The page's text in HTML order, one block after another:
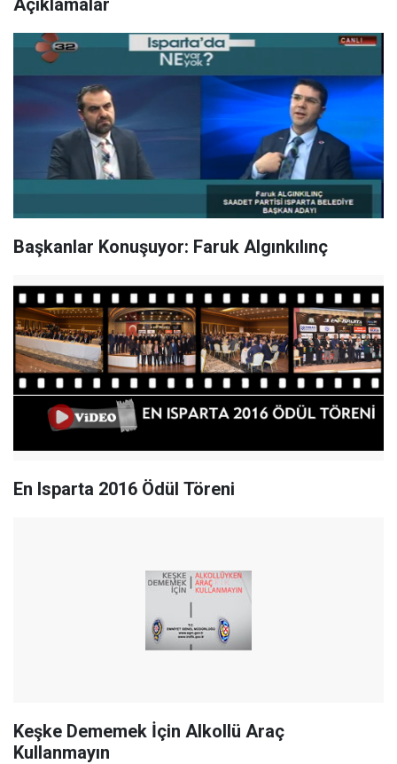
Açıklamalar
Başkanlar Konuşuyor: Faruk Algınkılınç
En Isparta 2016 Ödül Töreni
Keşke Dememek İçin Alkollü Araç
Kullanmayın